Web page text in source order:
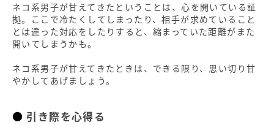
ネコ系男子が甘えてきたということは、心を開いている証
拠。ここで冷たくしてしまったり、相手が求めていること
とは違った対応をしたりすると、縮まっていた距離がまた
開いてしまうかも。
ネコ系男子が甘えてきたときは、できる限り、思い切り甘
やかしてあげましょう。
引き際を心得る